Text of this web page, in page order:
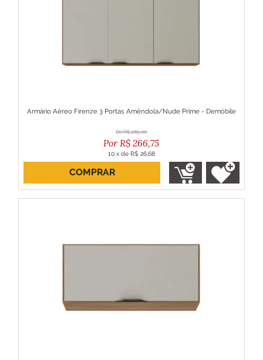
Armário Aéreo Firenze 3 Portas Amêndola/Nude Prime - Demóbile
R$ 285,00
R$ 266,75
10 x de R$ 26,68
ou R$ 240,08 no boleto
COMPRAR